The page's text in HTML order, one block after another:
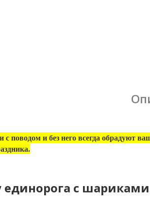
поводом и без него всегда обрадуют
единорога с